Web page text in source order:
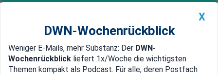
Newsticker MEIN DWN: Geldanlage Premium
Edelmetalle DWN-Magazin China
X
DWN-Wochenrückblick
Weniger E-Mails, mehr Substanz: Der DWN-
Wochenrückblick liefert 1x/Woche die wichtigsten
Themen kompakt als Podcast. Für alle, deren Postfach